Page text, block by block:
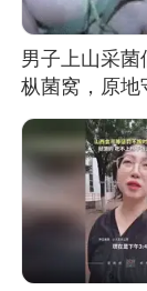
男子上山采菌
枞菌窝，原地
长大：挖了